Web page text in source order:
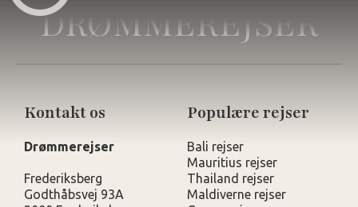
DRØMMEREJSER
Kontakt os
Drømmerejser
Frederiksberg
Godthåbsvej 93A
Populære rejser
Bali rejser
Mauritius rejser
Thailand rejser
Maldiverne rejser